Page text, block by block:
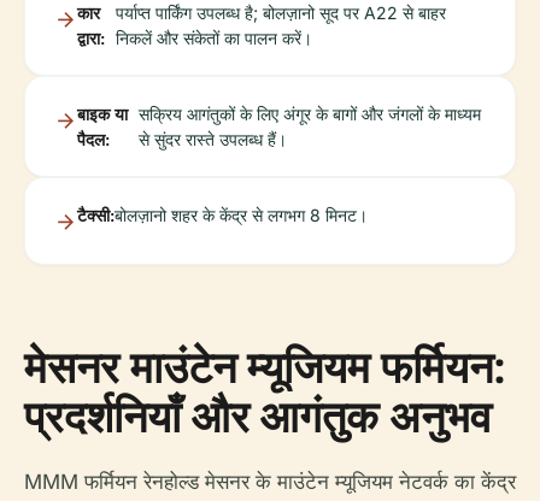
कार
द्वारा:
पर्याप्त पार्किंग उपलब्ध है; बोलज़ानो सूद पर A22 से बाहर
निकलें और संकेतों का पालन करें।
बाइक या
पैदल:
सक्रिय आगंतुकों के लिए अंगूर के बागों और जंगलों के माध्यम
से सुंदर रास्ते उपलब्ध हैं।
टैक्सी:बोलज़ानो शहर के केंद्र से लगभग 8 मिनट।
मेसनर माउंटेन म्यूजियम फर्मियन:
प्रदर्शनियाँ और आगंतुक अनुभव
MMM फर्मियन रेनहोल्ड मेसनर के माउंटेन म्यूजियम नेटवर्क का केंद्र